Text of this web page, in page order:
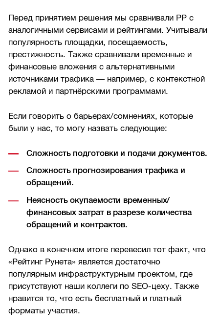
Перед принятием решения мы сравнивали РР с
аналогичными сервисами и рейтингами. Учитывали
популярность площадки, посещаемость,
престижность. Также сравнивали временные и
финансовые вложения с альтернативными
источниками трафика — например, с контекстной
рекламой и партнёрскими программами.
Если говорить о барьерах/сомнениях, которые
были у нас, то могу назвать следующие:
Сложность подготовки и подачи документов.
Сложность прогнозирования трафика и
обращений.
Неясность окупаемости временных/
финансовых затрат в разрезе количества
обращений и контрактов.
Однако в конечном итоге перевесил тот факт, что
«Рейтинг Рунета» является достаточно
популярным инфраструктурным проектом, где
присутствуют наши коллеги по SEO-цеху. Также
нравится то, что есть бесплатный и платный
форматы участия.